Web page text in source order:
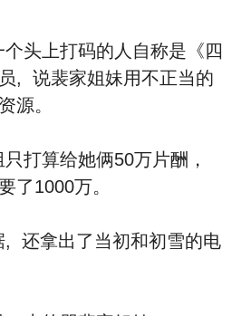
上打码的人自称是《四
, 说裴家姐妹用不正当的
源。
算给她俩50万片酬，
了1000万。
拿出了当初和初雪的电